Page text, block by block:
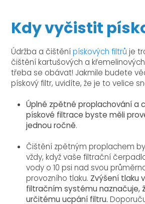
Kdy vyčistit
Údržba a čištěnípískových filtrů je
čištění kartušových a
třeba se obávat! Jakmile budete
pískový filtr, uvidíte, že je to velice
Úplné zpětné proplachování a
pískové filtrace byste měli
jednou ročně.
Čištění zpětným proplachem
vždy, když vaše filtrační
vody o 10 psi nad svou
provozního tlaku. Zvýšení tlaku
filtračním systému naznačuje,
určitému ucpání filtru.